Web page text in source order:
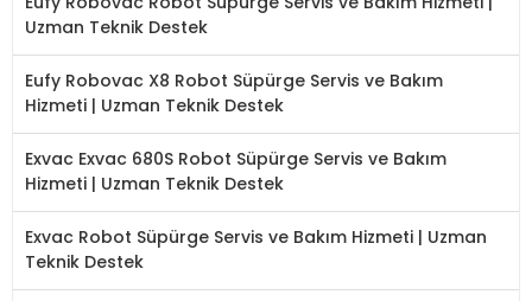
Uzman Teknik Destek
Eufy Robovac X8 Robot Süpürge Servis ve Bakım
Hizmeti | Uzman Teknik Destek
Exvac Exvac 680S Robot Süpürge Servis ve Bakım
Hizmeti | Uzman Teknik Destek
Exvac Robot Süpürge Servis ve Bakım Hizmeti | Uzman
Teknik Destek